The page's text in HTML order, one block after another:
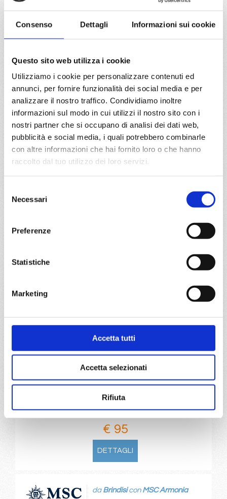
Consenso Dettagli Informazioni sui cookie
Questo sito web utilizza i cookie
Utilizziamo i cookie per personalizzare contenuti ed
annunci, per fornire funzionalità dei social media e per
analizzare il nostro traffico. Condividiamo inoltre
informazioni sul modo in cui utilizzi il nostro sito con i
nostri partner che si occupano di analisi dei dati web,
pubblicità e social media, i quali potrebbero combinarle
con altre informazioni che hai fornito loro o che hanno
raccolto dal tuo utilizzo dei loro servizi.
delNecessari
Preferenze
Statistiche
Marketing
Accetta tutti
Accetta selezionati
Rifiuta
16/04/2027
€ 83
DETTAGLI
3 giorni
daValenciaconMSC Musica
Valencia, Provence(marseilles), Genova
4 giorni
Barcellona, Civitavecchia, Savona
24/11/2026
a partire da
€ 95
DETTAGLI
da Brindisicon MSC Armonia